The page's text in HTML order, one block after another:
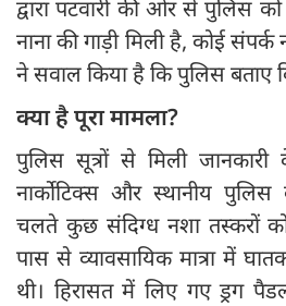
द्वारा पटवारी की ओर से पुलिस
नाना की गाड़ी मिली है, कोई संपर्क
ने सवाल किया है कि पुलिस बताए
क्या है पूरा मामला?
पुलिस सूत्रों से मिली
नार्कोटिक्स और स्थानीय
चलते कुछ संदिग्ध नशा तस्करों
पास से व्यावसायिक मात्रा में
थी। हिरासत में लिए गए ड्रग